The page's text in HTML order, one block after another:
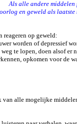
Als alle andere middelen
en geweld als
reageren op geweld:
worden of depressief
te lopen, doen alsof er
opkomen voor de
alle mogelijke